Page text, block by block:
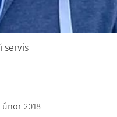
servis
únor 2018